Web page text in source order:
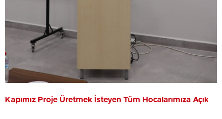
Kapımız Proje Üretmek İsteyen Tüm Hocalarımıza Açık